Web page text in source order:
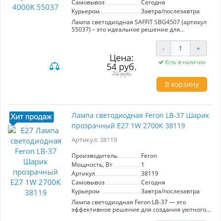
Самовывоз
Сегодня
Курьером
Завтра/послезавтра
Лампа светодиодная SAFFIT SBG4507 (артикул
55037) – это идеальное решение для
мощностью 7 Вт и цветовой температурой
4000K, она обеспечивает яркий и комфортный
белый свет, создавая приятную атмосферу в
помещениях. Угол рассеивания 220°
позволяет эффективно осветить большие
площади, что делает лампу отличным
выбором для гостиных, офисов и кухонь.
Матовый белый рассеиватель обеспечивает
ослепления, а компактный шариковый дизайн
впишется в любой интерьер. Благодаря
подходит для использования в ситуациях,
чтении, работе или проведении времени с
семьей. Энергоэффективность и
долговечность светодиодов гарантируют
снижение затрат на электроэнергию и долгий
срок службы.
Цена:
54 руб.
70 руб.
- +
Есть в наличии
В корзину
Лампа светодиодная Feron LB-37 Шарик
прозрачный E27 1W 2700K 38119
Артикул: 38119
Производитель
Feron
Мощность, Вт
1
Артикул
38119
Самовывоз
Сегодня
Курьером
Завтра/послезавтра
Лампа светодиодная Feron LB-37 — это
эффективное решение для создания уютного